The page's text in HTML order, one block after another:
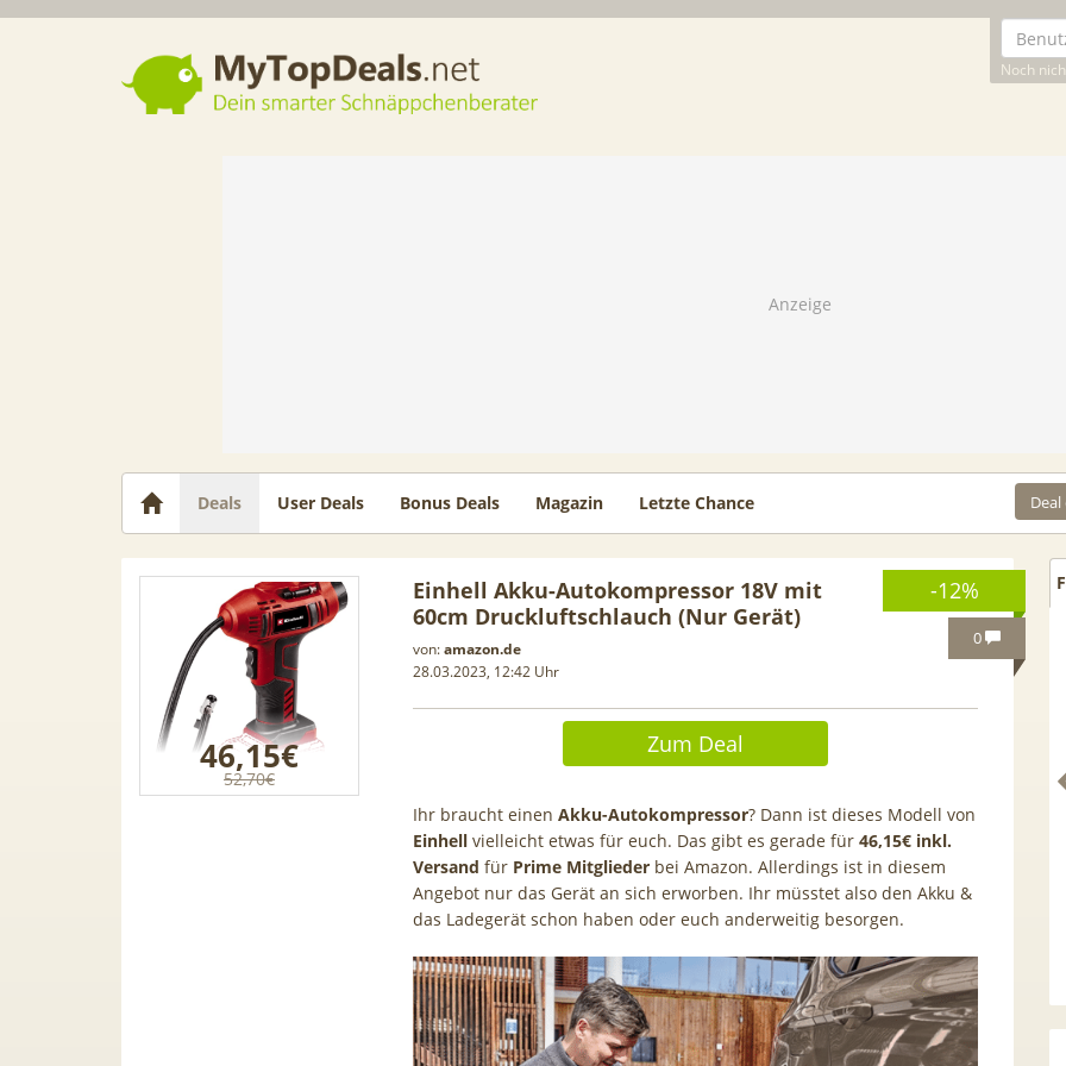
Noch
Dein smarter Schnäppchenberater
Deals User Deals Bonus Deals Magazin Letzte Chance
-12%
0
46,15€
52,70€
Einhell Akku-Autokompressor 18V mit
60cm Druckluftschlauch (Nur Gerät)
von:amazon.de
28.03.2023, 12:42 Uhr
Zum Deal
Ihr braucht einen Akku-Autokompressor? Dann ist dieses Modell von
Einhell vielleicht etwas für euch. Das gibt es gerade für 46,15€ inkl.
Versand für Prime Mitglieder bei Amazon. Allerdings ist in diesem
Angebot nur das Gerät an sich erworben. Ihr müsstet also den Akku &
das Ladegerät schon haben oder euch anderweitig besorgen.
50GB 5G Otelo Vodafone Allnet
Vodafone Allnet für 7,99€ mtl.
| 0,00€ Anschlusskosten | eff.
5,91€
TV-Sender (280 in HD) via
waipu.tv Perfect Plus ab 9€
mtl.